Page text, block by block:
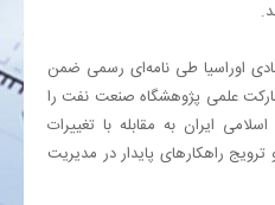
اوراسیا طی نامه‌ای رسمی ضمن
علمی پژوهشگاه صنعت نفت را
ایران به مقابله با تغییرات
راهکارهای پایدار در مدیریت